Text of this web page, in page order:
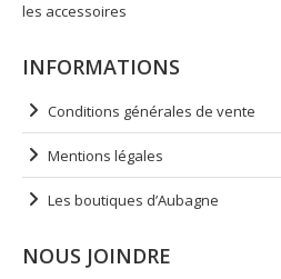
les accessoires
INFORMATIONS
Conditions générales de vente
Mentions légales
Les boutiques d’Aubagne
NOUS JOINDRE